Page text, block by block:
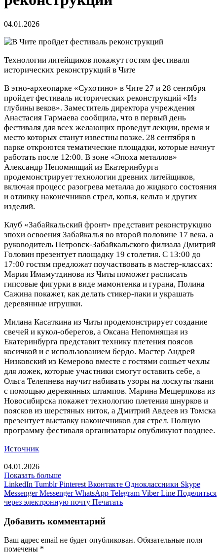
04.01.2026
Технологии литейщиков покажут гостям фестиваля
исторических реконструкций в Чите
В этно-археопарке «Сухотино» в Чите 27 и 28 сентября
пройдет фестиваль исторических реконструкций «Из
глубины веков». Заместитель директора учреждения
Анастасия Гармаева сообщила, что в первый день
фестиваля для всех желающих проведут лекции, время и
место которых станут известны позже. 28 сентября в
парке откроются тематические площадки, которые начнут
работать после 12:00. В зоне «Эпоха металлов»
Александр Непомнящий из Екатеринбурга
продемонстрирует технологии древних литейщиков,
включая процесс разогрева металла до жидкого состояния
и отливку наконечников стрел, копья, кельта и других
изделий.
Клуб «Забайкальский фронт» представит реконструкцию
эпохи освоения Забайкалья во второй половине 17 века, а
руководитель Петровск-Забайкальского филиала Дмитрий
Головин презентует площадку 19 столетия. С 13:00 до
17:00 гостям предложат поучаствовать в мастер-классах:
Мария Имамутдинова из Читы поможет расписать
гипсовые фигурки в виде мамонтенка и гурана, Полина
Сажина покажет, как делать стикер-паки и украшать
деревянные игрушки.
Милана Касаткина из Читы продемонстрирует создание
свечей и кукол-оберегов, а Оксана Непомнящая из
Екатеринбурга представит технику плетения поясов
косичкой и с использованием бердо. Мастер Андрей
Низковский из Кемерово вместе с гостями сошьет чехлы
для ложек, которые участники смогут оставить себе, а
Ольга Телепнева научит набивать узоры на лоскуты ткани
с помощью деревянных штампов. Марина Мещерякова из
Новосибирска покажет технологию плетения шнурков и
поясков из шерстяных ниток, а Дмитрий Авдеев из Томска
презентует выставку наконечников для стрел. Полную
программу фестиваля организаторы опубликуют позднее.
Источник
04.01.2026
Показать больше
LinkedIn Tumblr Pinterest Вконтакте Одноклассники Skype
Messenger Messenger WhatsApp Telegram Viber Line Поделиться
через электронную почту Печатать
Добавить комментарий
Ваш адрес email не будет опубликован. Обязательные поля
помечены *